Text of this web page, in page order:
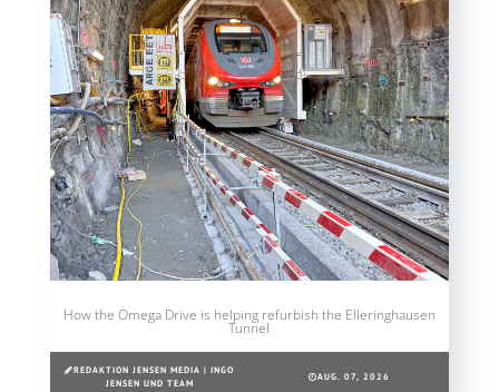
How the Omega Drive is helping refurbish the Elleringhausen
Tunnel
REDAKTION JENSEN MEDIA | INGO
JENSEN UND TEAM
AUG. 07, 2026